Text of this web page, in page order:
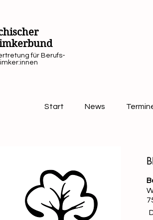
für Berufs-
Start News